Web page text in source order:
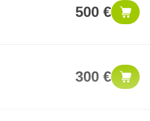
500 €
300 €